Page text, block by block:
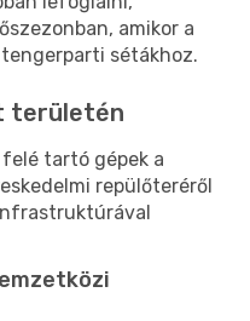
amikor a
sétákhoz.
területén
tartó gépek a
repülőteréről